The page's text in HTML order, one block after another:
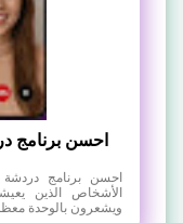
احسن برنامج
احسن برنامج
الأشخاص الذين
ويشعرون بالوحدة